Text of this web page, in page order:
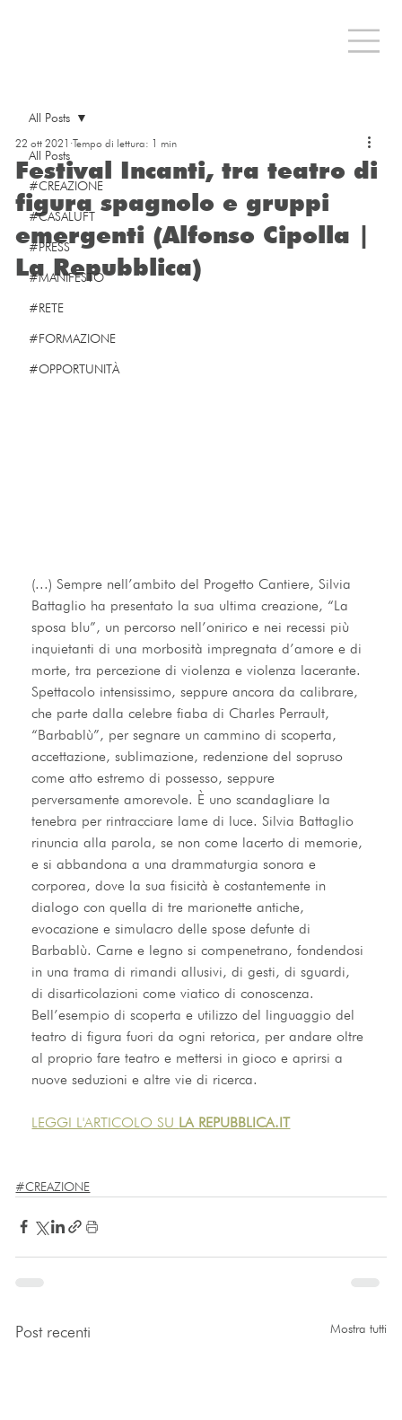
All Posts
#CREAZIONE
#CASALUFT
#PRESS
#MANIFESTO
#RETE
#FORMAZIONE
#OPPORTUNITÀ
All Posts
Festival Incanti, tra teatro di
figura spagnolo e gruppi
emergenti (Alfonso Cipolla |
La Repubblica)
22 ott 2021 Tempo di lettura: 1 min
(...) Sempre nell’ambito del Progetto Cantiere, Silvia
Battaglio ha presentato la sua ultima creazione, “La
sposa blu”, un percorso nell’onirico e nei recessi più
inquietanti di una morbosità impregnata d’amore e di
morte, tra percezione di violenza e violenza lacerante.
Spettacolo intensissimo, seppure ancora da calibrare,
che parte dalla celebre fiaba di Charles Perrault,
“Barbablù”, per segnare un cammino di scoperta,
accettazione, sublimazione, redenzione del sopruso
come atto estremo di possesso, seppure
perversamente amorevole. È uno scandagliare la
tenebra per rintracciare lame di luce. Silvia Battaglio
rinuncia alla parola, se non come lacerto di memorie,
e si abbandona a una drammaturgia sonora e
corporea, dove la sua fisicità è costantemente in
dialogo con quella di tre marionette antiche,
evocazione e simulacro delle spose defunte di
Barbablù. Carne e legno si compenetrano, fondendosi
in una trama di rimandi allusivi, di gesti, di sguardi,
di disarticolazioni come viatico di conoscenza.
Bell’esempio di scoperta e utilizzo del linguaggio del
teatro di figura fuori da ogni retorica, per andare oltre
al proprio fare teatro e mettersi in gioco e aprirsi a
nuove seduzioni e altre vie di ricerca.
LEGGI L'ARTICOLO SU LA REPUBBLICA.IT
#CREAZIONE
Post recenti Mostra tutti